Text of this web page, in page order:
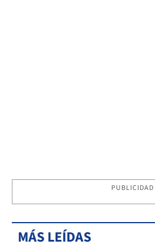
PUBLICIDAD
MÁS LEÍDAS